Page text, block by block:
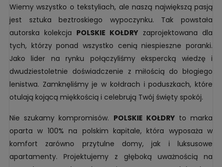
Wiemy wszystko o tekstyliach, ale naszą największą pasją
jest sztuka beztroskiego wypoczynku. Tak powstała
autorska kolekcja POLSKIE KOŁDRY zaprojektowana dla
tych, którzy ponad wszystko cenią niespieszne poranki.
Jako lider na rynku połączyliśmy ekspercką wiedzę i
dwudziestoletnie doświadczenie z miłością do błogiego
lenistwa. Zamknęliśmy je w kołdrach i poduszkach, które
otulają kojącą miękkością i celebrują Twój święty spokój.
Nie szukamy kompromisów. POLSKIE KOŁDRYto marka
oparta w 100% na polskim kapitale, która wyposaża w
komfort zarówno przytulne domy, jak i luksusowe
apartamenty. Projektujemy z głęboką uważnością na